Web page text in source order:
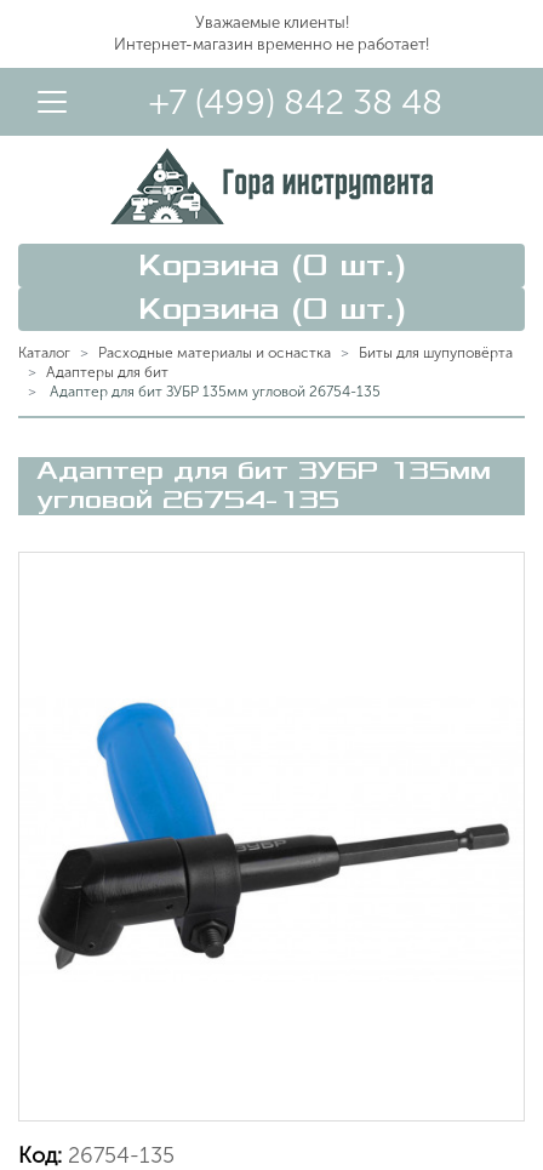
Уважаемые клиенты!
Интернет-магазин временно не работает!
+7 (499) 842 38 48
Корзина (0 шт.)
Корзина (0 шт.)
Каталог Расходные материалы и оснастка
Биты для шупуповёрта
Адаптеры для бит
Адаптер для бит ЗУБР 135мм угловой 26754-135
Адаптер для бит ЗУБР 135мм
угловой 26754-135
Код: 26754-135